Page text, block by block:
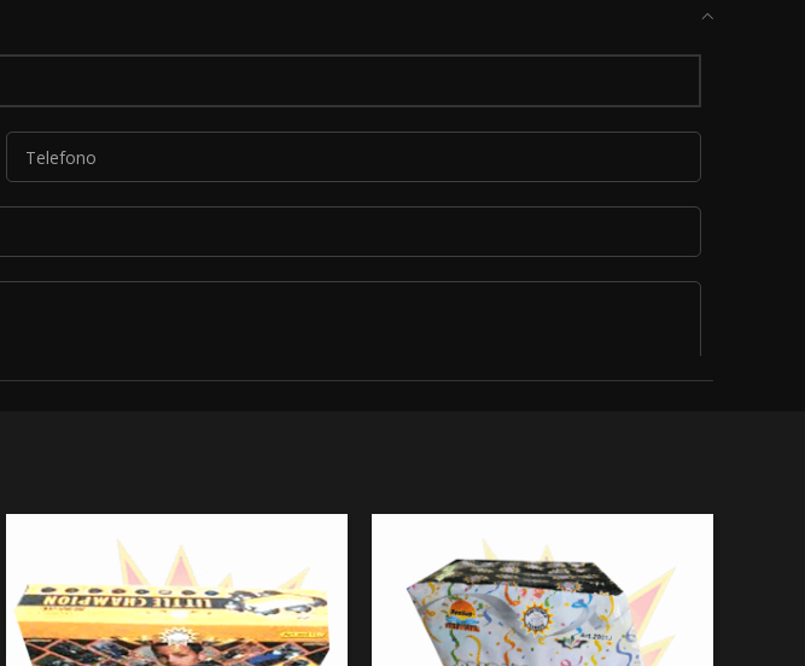
informativa sulla privacy